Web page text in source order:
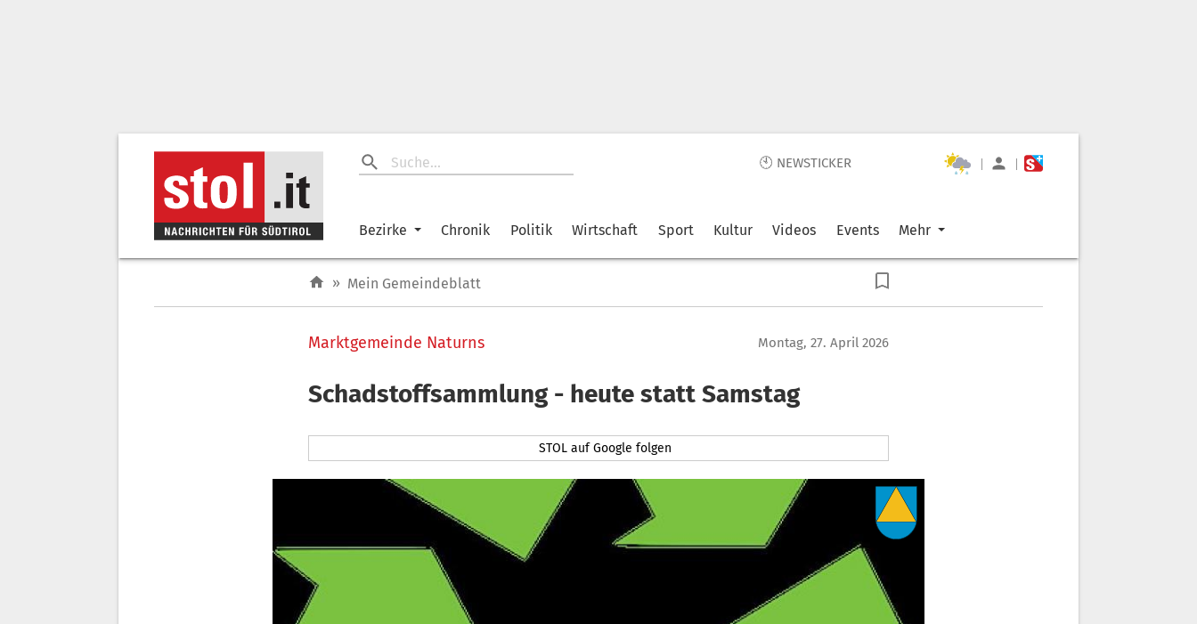
🕙 NEWSTICKER | |
Bezirke Chronik Politik Wirtschaft Sport Kultur Videos Events Mehr
» Mein Gemeindeblatt
Marktgemeinde Naturns Montag, 27. April 2026
Schadstoffsammlung - heute statt Samstag
STOL auf Google folgen